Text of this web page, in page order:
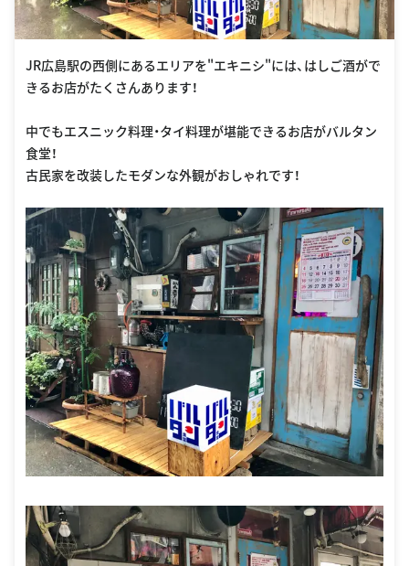
JR広島駅の西側にあるエリアを"エキニシ"には、はしご酒がで
きるお店がたくさんあります！
中でもエスニック料理・タイ料理が堪能できるお店がバルタン
食堂！
古民家を改装したモダンな外観がおしゃれです！